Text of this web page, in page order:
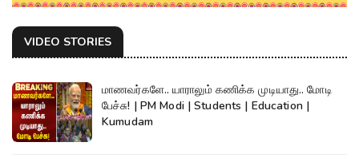
VIDEO STORIES
மாணவர்களே.. யாராலும் கணிக்க முடியாது.. மோடி
பேச்சு! | PM Modi | Students | Education |
Kumudam